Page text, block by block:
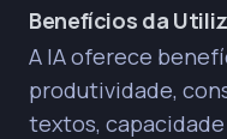
Benefícios da
A IA oferece
produtividade,
textos,